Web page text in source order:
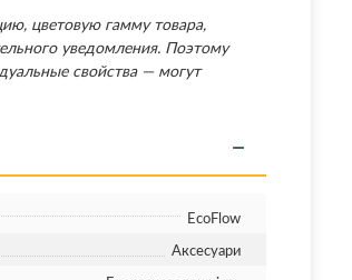
цветовую гамму товара,
уведомления. Поэтому
свойства — могут
EcoFlow
Аксесуари